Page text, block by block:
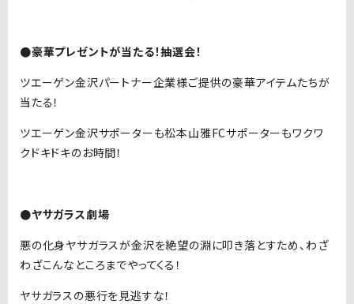
●豪華プレゼントが当たる！抽選会！
ツエーゲン金沢パートナー企業様ご提供の豪華アイテムたちが
当たる！
ツエーゲン金沢サポーターも松本山雅FCサポーターもワクワ
クドキドキのお時間！
●ヤサガラス劇場
悪の化身ヤサガラスが金沢を絶望の淵に叩き落とすため、わざ
わざこんなところまでやってくる！
ヤサガラスの悪行を見逃すな！